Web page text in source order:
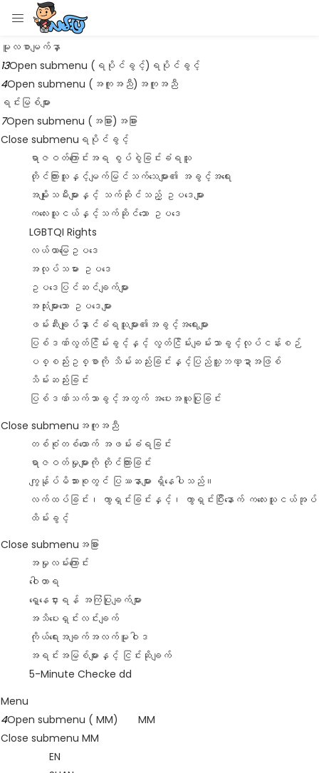
Main Menu
မူလစာမျက်နှာ
13Open submenu (ရပိုင်ခွင့်) ရပိုင်ခွင့်
4Open submenu (အကူအညီ) အကူအညီ
ရင်းမြစ်များ
7Open submenu (အခြား) အခြား
Close submenu ရပိုင်ခွင့်
ရာဇဝတ်ကြောင်းအရ စွပ်စွဲခြင်းခံရသူ
တိုင်ကြားသူနှင့်မျက်မြင်သက်သေများ၏ အခွင့်အရေး
အမျိုးသမီးများနှင့် သက်ဆိုင်သည့် ဥပဒေများ
ကလေးသူငယ်နှင့်သက်ဆိုင်သော ဥပဒေ
LGBTQI Rights
လယ်ယာမြေဥပဒေ
အလုပ်သမား ဥပဒေ
ဥပဒေပြင်ဆင်ချက်များ
အသုံးများသော ဥပဒေများ
ဖမ်းဆီးချုပ်နှာင်ခံရသူများ၏အခွင့်အ‌ရေးများ
ပြစ်ဒဏ်လွတ်ငြိမ်းခွင့်နှင့် လွတ်ငြိမ်းချမ်းသာခွင့်လုပ်ငန်းစဉ်
ပစ္စည်းဥစ္စာကို သိမ်းဆည်းခြင်းနှင့်ပြည်သူ့ဘဏ္ဍာအဖြစ်
သိမ်းဆည်းခြင်း
ပြစ်ဒဏ်သက်သာခွင့်အတွက် အပေးအယူပြုခြင်း
Close submenu အကူအညီ
တစ်စုံတစ်ယောက် အဖမ်းခံရခြင်း
ရာဇဝတ်မှုများကို တိုင်ကြားခြင်း
ကျွန်ုပ်မိသားစုတွင် ပြဿနာများ ရှိနေပါသည်။
လက်ထပ်ခြင်း၊ ကွာရှင်းခြင်းနှင့်၊ ကွာရှင်းပြီးနောက် ကလေးသူငယ်အုပ်
ထိမ်းခွင့်
Close submenu အခြား
အမှုလမ်းကြောင်း
ဝေါဟာရ
ရှေ့နေငှားရန် အကြံပြုချက်များ
အသိပေးရှင်းလင်းချက်
ကိုယ်ရေးအချက်အလက်မူဝါဒ
အရင်းအမြစ်များနှင့် ငြင်းဆိုချက်
5-Minute Checke dd
Menu
4Open submenu ( MM)
MM
Close submenu MM
EN
LOGIN
Enter your username and password to login.
Remember me
Login